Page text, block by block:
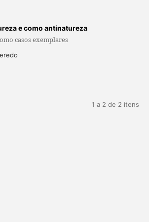
e como antinatureza
casos exemplares
1 a 2 de 2 itens